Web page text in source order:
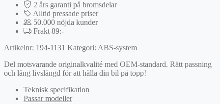
2 års garanti på bromsdelar
Alltid pressade priser
50.000 nöjda kunder
Frakt 89:-
Artikelnr: 194-1131 Kategori: ABS-system
Del motsvarande originalkvalité med OEM-standard. Rätt passning
och lång livslängd för att hålla din bil på topp!
Teknisk specifikation
Passar modeller